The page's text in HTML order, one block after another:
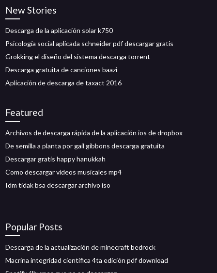
New Stories
Descarga de la aplicación solar k750
Psicología social aplicada schneider pdf descargar gratis
Grokking el diseño del sistema descarga torrent
Descarga gratuita de canciones baazi
Aplicación de descarga de taxact 2016
Featured
Archivos de descarga rápida de la aplicación ios de dropbox
De semilla a planta por gail gibbons descarga gratuita
Descargar gratis happy hanukkah
Como descargar videos musicales mp4
Idm tidak bsa descargar archivo iso
Popular Posts
Descarga de la actualización de minecraft bedrock
Macrina integridad científica 4ta edición pdf download